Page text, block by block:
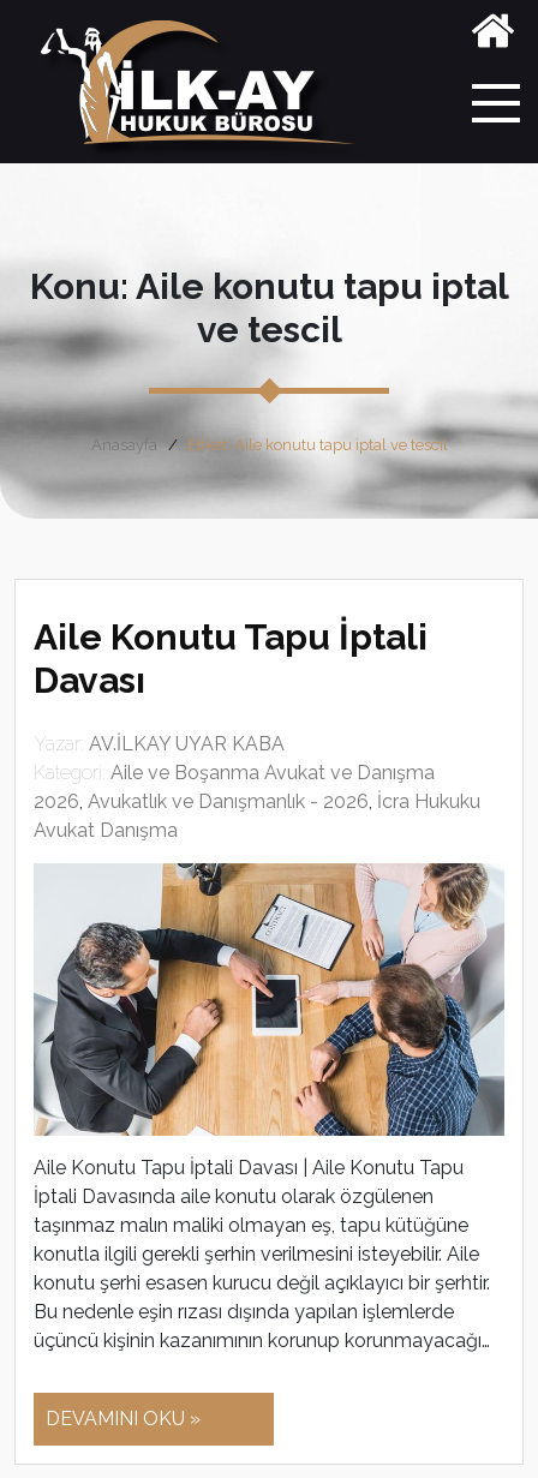
Konu: Aile konutu tapu iptal
ve tescil
Anasayfa Etiket: Aile konutu tapu iptal ve tescil
Aile Konutu Tapu İptali
Davası
Yazar: AV.İLKAY UYAR KABA
Kategori: Aile ve Boşanma Avukat ve Danışma
2026, Avukatlık ve Danışmanlık - 2026, İcra Hukuku
Avukat Danışma
Aile Konutu Tapu İptali Davası | Aile Konutu Tapu
İptali Davasında aile konutu olarak özgülenen
taşınmaz malın maliki olmayan eş, tapu kütüğüne
konutla ilgili gerekli şerhin verilmesini isteyebilir. Aile
konutu şerhi esasen kurucu değil açıklayıcı bir şerhtir.
Bu nedenle eşin rızası dışında yapılan işlemlerde
üçüncü kişinin kazanımının korunup korunmayacağı…
DEVAMINI OKU »